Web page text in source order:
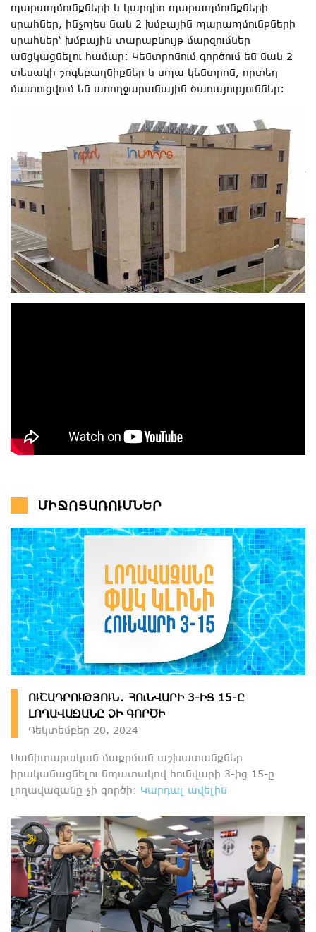
պարապմունքների և կարդիո պարապմունքների
սրահներ, ինչպես նաև 2 խմբային պարապմունքների
սրահներ՝ խմբային տարաբնույթ մարզումներ
անցկացնելու համար։ Կենտրոնում գործում են նաև 2
տեսակի շոգեբաղնիքներ և սպա կենտրոն, որտեղ
մատուցվում են առողջարանային ծառայություններ:
ՄԻՋՈՑԱՌՈՒՄՆԵՐ
ՈՒՇԱԴՐՈՒԹՅՈՒՆ․ ՀՈւՆՎԱՐԻ 3-ԻՑ 15-Ը
ԼՈՂԱՎԱԶԱՆԸ ՉԻ ԳՈՐԾԻ
Դեկտեմբեր 20, 2024
Սանիտարական մաքրման աշխատանքներ
իրականացնելու նպատակով հունվարի 3-ից 15-ը
լողավազանը չի գործի։ Կարդալ ավելին